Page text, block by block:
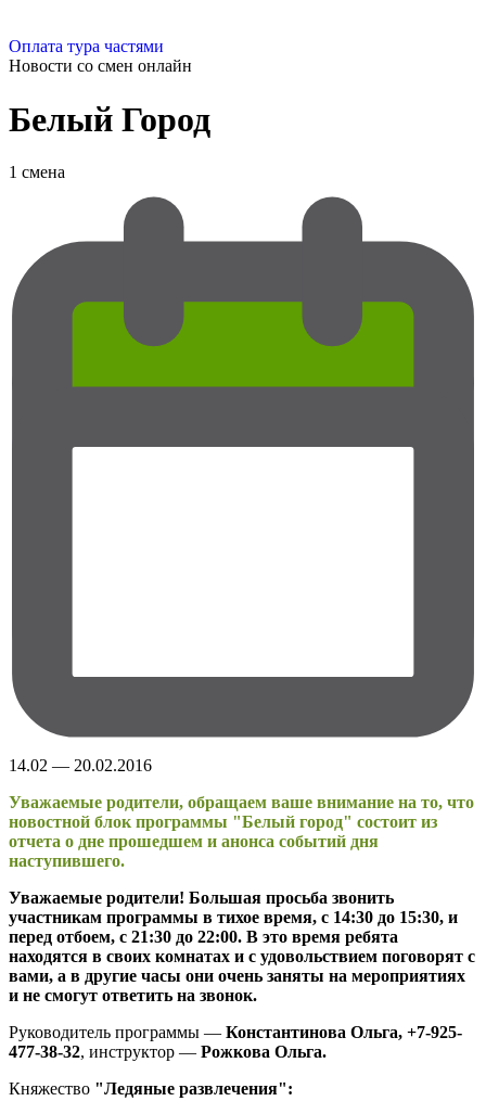
Оплата тура частями
Новости со смен онлайн
Белый Город
1 смена
14.02 — 20.02.2016
Уважаемые родители, обращаем ваше внимание на то, что
новостной блок программы "Белый город" состоит из
отчета о дне прошедшем и анонса событий дня
наступившего.
Уважаемые родители! Большая просьба звонить
участникам программы в тихое время, с 14:30 до 15:30, и
перед отбоем, с 21:30 до 22:00. В это время ребята
находятся в своих комнатах и с удовольствием поговорят с
вами, а в другие часы они очень заняты на мероприятиях
и не смогут ответить на звонок.
Руководитель программы — Константинова Ольга, +7-925-
477-38-32, инструктор — Рожкова Ольга.
Княжество "Ледяные развлечения":